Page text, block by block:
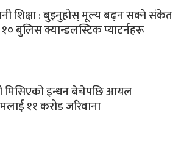
शिक्षा : बुझ्नुहोस् मूल्य बढ्न सक्ने संकेत
बुलिस क्यान्डलस्टिक प्याटर्नहरू
मिसिएको इन्धन बेचेपछि आयल
११ करोड जरिवाना